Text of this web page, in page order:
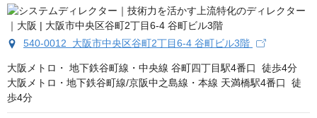
540-0012 大阪市中央区谷町2丁目6-4 谷町ビル3階
大阪メトロ・ 地下鉄谷町線・中央線 谷町四丁目駅4番口  徒歩4分
大阪メトロ・地下鉄谷町線/京阪中之島線・本線 天満橋駅4番口  徒
歩4分